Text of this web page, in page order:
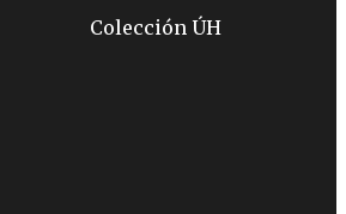
Colección ÚH